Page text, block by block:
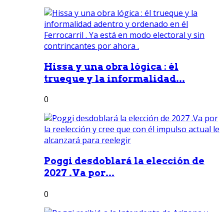
Hissa y una obra lógica : él
trueque y la informalidad...
0
Poggi desdoblará la elección de
2027 .Va por...
0